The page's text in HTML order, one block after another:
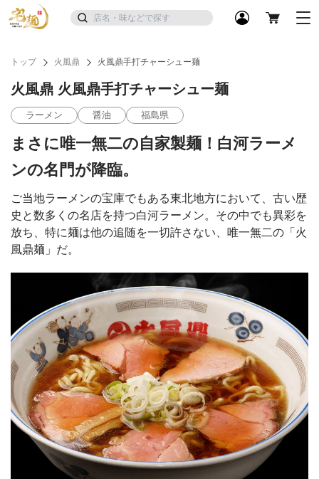
トップ 火風鼎 火風鼎手打チャーシュー麺
火風鼎 火風鼎手打チャーシュー麺
ラーメン 醤油 福島県
まさに唯一無二の自家製麺！白河ラーメ
ンの名門が降臨。
ご当地ラーメンの宝庫でもある東北地方において、古い歴
史と数多くの名店を持つ白河ラーメン。その中でも異彩を
放ち、特に麺は他の追随を一切許さない、唯一無二の「火
風鼎麺」だ。